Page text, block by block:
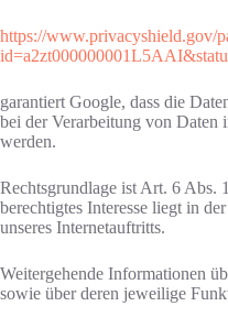
https://www.privacyshield.gov/
garantiert Google, dass die
bei der Verarbeitung von Daten
werden.
Rechtsgrundlage ist Art. 6
berechtigtes Interesse liegt in
unseres Internetauftritts.
Weitergehende Informationen
sowie über deren jeweilige